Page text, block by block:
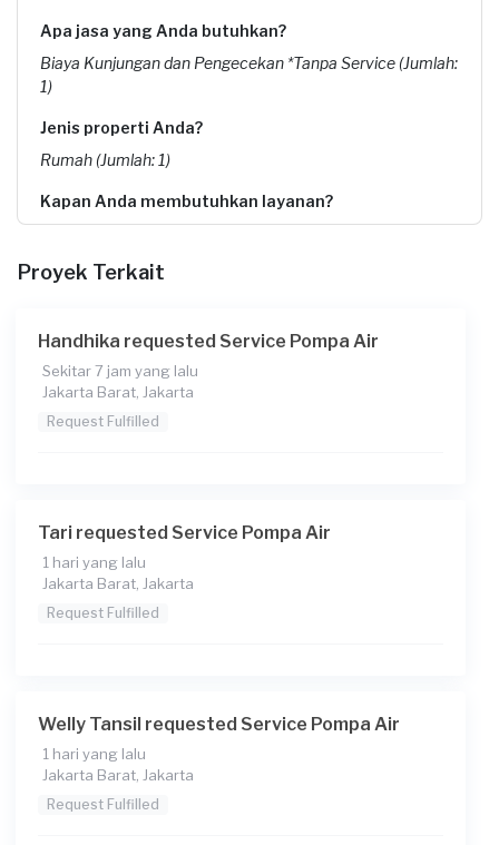
Apa jasa yang Anda butuhkan?
Biaya Kunjungan dan Pengecekan *Tanpa Service (Jumlah:
1)
Jenis properti Anda?
Rumah (Jumlah: 1)
Kapan Anda membutuhkan layanan?
Pada pukul berapa Anda membutuhkan layanan?
Berapa budget total untuk layanan ini?
Rp75.000 + Rp11.000 (biaya layanan) + Rp3.850 (biaya
Transaksi)
Proyek Terkait
Handhika requested Service Pompa Air
Sekitar 7 jam yang lalu
Jakarta Barat, Jakarta
Request Fulfilled
Tari requested Service Pompa Air
1 hari yang lalu
Jakarta Barat, Jakarta
Request Fulfilled
Welly Tansil requested Service Pompa Air
1 hari yang lalu
Jakarta Barat, Jakarta
Request Fulfilled